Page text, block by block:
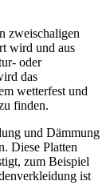
zweischaligen
wird und aus
oder
das
wetterfest und
finden.
und Dämmung
Diese Platten
zum Beispiel
ist